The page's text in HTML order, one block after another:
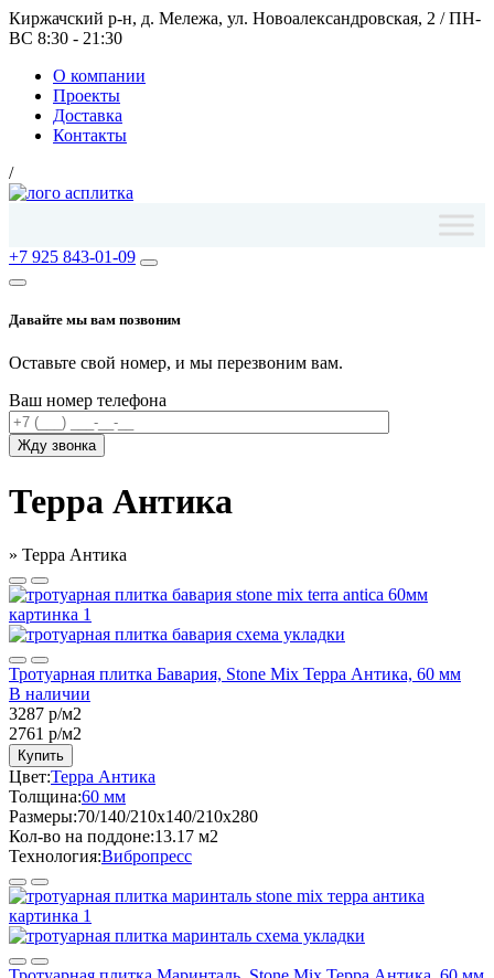
Киржачский р-н, д. Мележа, ул. Новоалександровская, 2 / ПН-
ВС 8:30 - 21:30
О компании
Проекты
Доставка
Контакты
/
+7 925 843-01-09
Давайте мы вам позвоним
Оставьте свой номер, и мы перезвоним вам.
Ваш номер телефона
Терра Антика
» Терра Антика
Тротуарная плитка Бавария, Stone Mix Терра Антика, 60 мм
В наличии
3287 р/м2
2761 р/м2
Купить
Цвет:Терра Антика
Толщина:60 мм
Размеры:70/140/210x140/210x280
Кол-во на поддоне:13.17 м2
Технология:Вибропресс